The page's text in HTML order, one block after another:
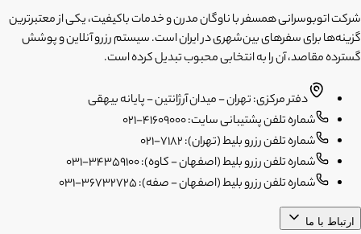
شرکت اتوبوسرانی همسفر با ناوگان مدرن و خدمات باکیفیت، یکی از معتبرترین
گزینه‌ها برای سفرهای بین‌شهری در ایران است. سیستم رزرو آنلاین و پوشش
گسترده مقاصد، آن را به انتخابی محبوب تبدیل کرده است.
دفتر مرکزی: تهران - میدان آرژانتین - پایانه بیهقی
شماره تلفن پشتیبانی سایت: 41609000-021
شماره تلفن رزرو بلیط (تهران): 7182-021
شماره تلفن رزرو بلیط (اصفهان - کاوه): 34359100-031
شماره تلفن رزرو بلیط (اصفهان - صفه): 36732725-031
ارتباط با ما